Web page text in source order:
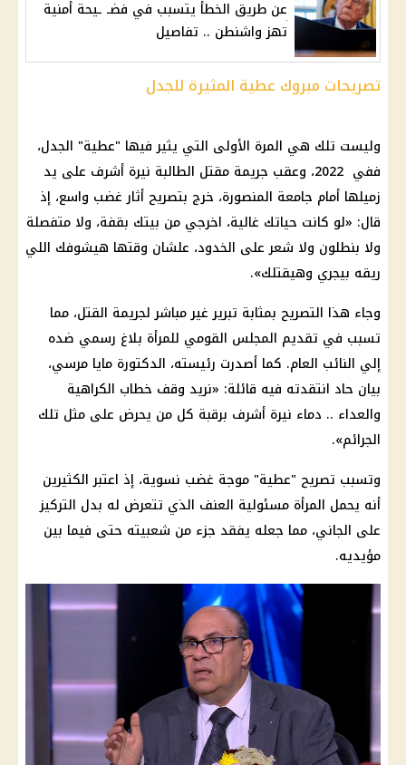
عن طريق الخطأ يتسبب في فضـ ـيحة أمنية
تهز واشنطن .. تفاصيل
تصريحات مبروك عطية المثيرة للجدل
وليست تلك هي المرة الأولى التي يثير فيها "عطية" الجدل،
ففي 2022، وعقب جريمة مقتل الطالبة نيرة أشرف على يد
زميلها أمام جامعة المنصورة، خرج بتصريح أثار غضب واسع، إذ
قال: «لو كانت حياتك غالية، اخرجي من بيتك بقفة، ولا متفصلة
ولا بنطلون ولا شعر على الخدود، علشان وقتها هيشوفك اللي
ريقه بيجري وهيقتلك».
وجاء هذا التصريح بمثابة تبرير غير مباشر لجريمة القتل، مما
تسبب في تقديم المجلس القومي للمرأة بلاغ رسمي ضده
إلي النائب العام. كما أصدرت رئيسته، الدكتورة مايا مرسي،
بيان حاد انتقدته فيه قائلة: «نريد وقف خطاب الكراهية
والعداء .. دماء نيرة أشرف برقبة كل من يحرض على مثل تلك
الجرائم».
وتسبب تصريح "عطية" موجة غضب نسوية، إذ اعتبر الكثيرين
أنه يحمل المرأة مسئولية العنف الذي تتعرض له بدل التركيز
على الجاني، مما جعله يفقد جزء من شعبيته حتى فيما بين
مؤيديه.